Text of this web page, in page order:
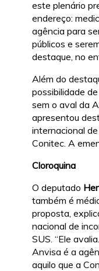
este plenário
endereço:
agência para
públicos e
destaque, no
Além do
possibilidade
sem o aval da
apresentou
internacional
Conitec. A
Cloroquina
O deputado
também é
proposta,
nacional de
SUS. “Ele
Anvisa é a
aquilo que a